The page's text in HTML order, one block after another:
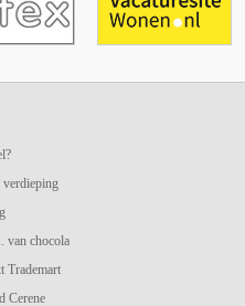
verdieping
van chocola
Trademart
Cerene